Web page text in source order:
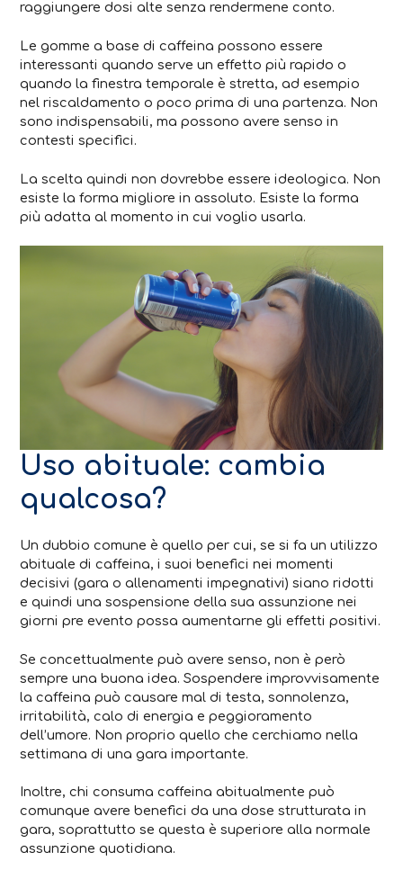
raggiungere dosi alte senza rendermene conto.
Le gomme a base di caffeina possono essere
interessanti quando serve un effetto più rapido o
quando la finestra temporale è stretta, ad esempio
nel riscaldamento o poco prima di una partenza. Non
sono indispensabili, ma possono avere senso in
contesti specifici.
La scelta quindi non dovrebbe essere ideologica. Non
esiste la forma migliore in assoluto. Esiste la forma
più adatta al momento in cui voglio usarla.
Uso abituale: cambia
qualcosa?
Un dubbio comune è quello per cui, se si fa un utilizzo
abituale di caffeina, i suoi benefici nei momenti
decisivi (gara o allenamenti impegnativi) siano ridotti
e quindi una sospensione della sua assunzione nei
giorni pre evento possa aumentarne gli effetti positivi.
Se concettualmente può avere senso, non è però
sempre una buona idea. Sospendere improvvisamente
la caffeina può causare mal di testa, sonnolenza,
irritabilità, calo di energia e peggioramento
dell’umore. Non proprio quello che cerchiamo nella
settimana di una gara importante.
Inoltre, chi consuma caffeina abitualmente può
comunque avere benefici da una dose strutturata in
gara, soprattutto se questa è superiore alla normale
assunzione quotidiana.